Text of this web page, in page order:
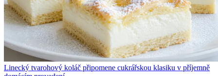
Linecký tvarohový koláč připomene cukrářskou klasiku v příjemně